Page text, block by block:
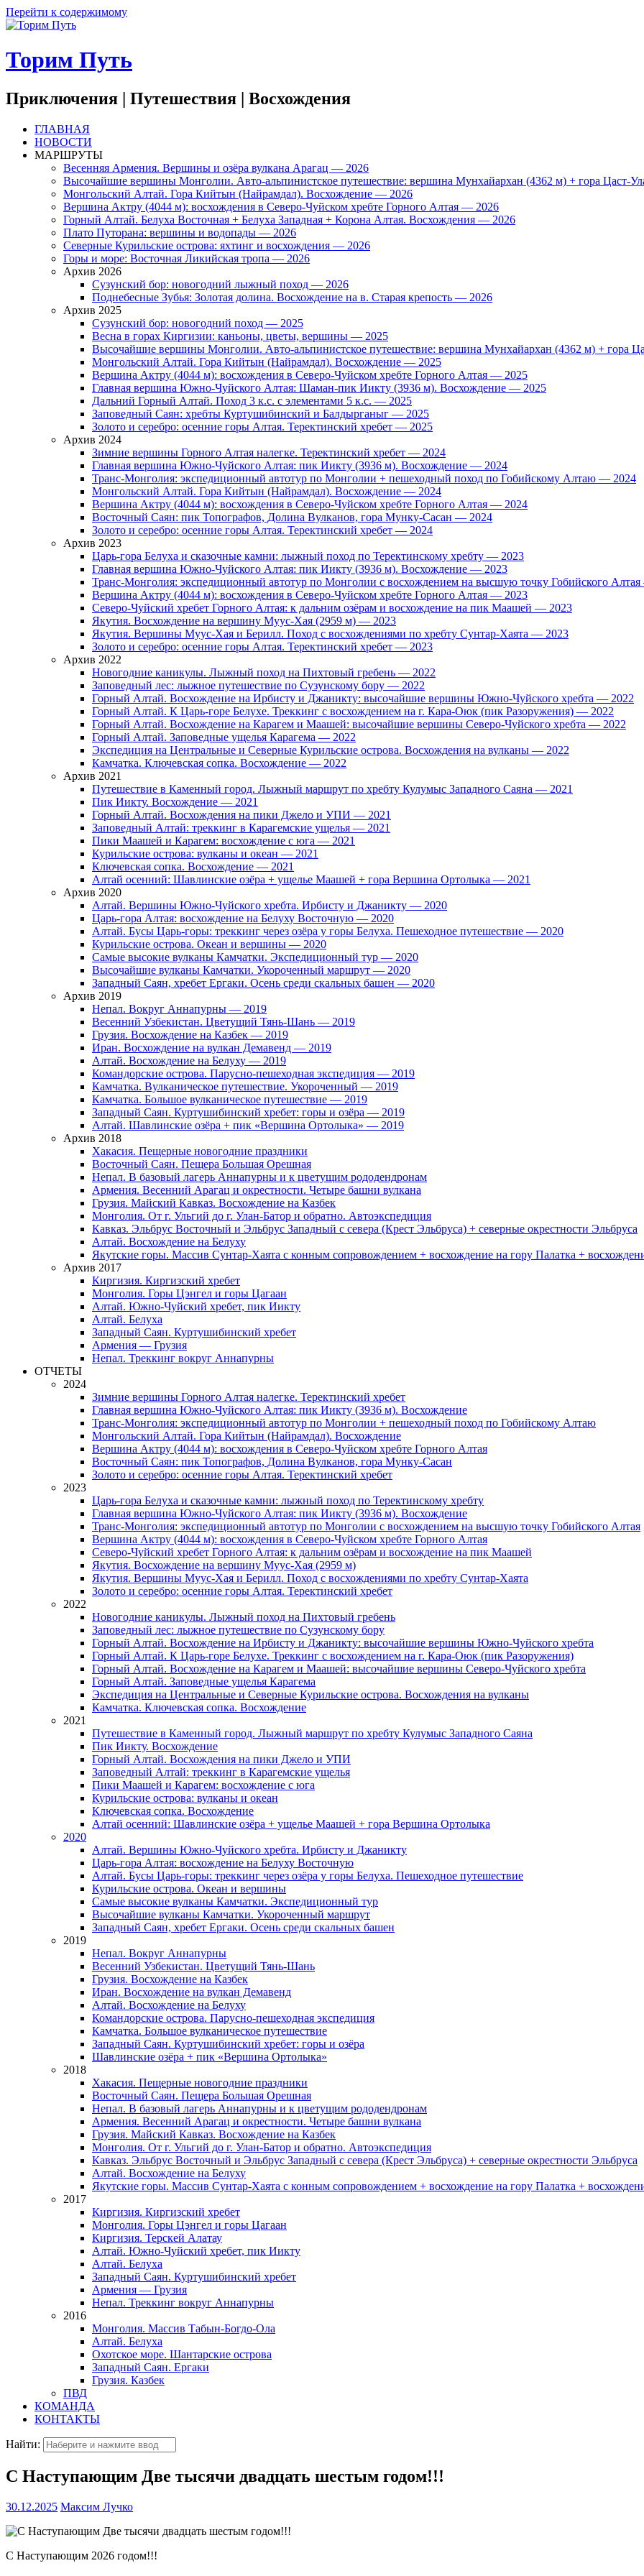
Перейти к содержимому
Торим Путь
Приключения | Путешествия | Восхождения
ГЛАВНАЯ
НОВОСТИ
МАРШРУТЫ
Весенняя Армения. Вершины и озёра вулкана Арагац — 2026
Высочайшие вершины Монголии. Авто-альпинистское путешествие: вершина Мунхайархан (4362 м) + гора Цаст-
Монгольский Алтай. Гора Кийтын (Найрамдал). Восхождение — 2026
Вершина Актру (4044 м): восхождения в Северо-Чуйском хребте Горного Алтая — 2026
Горный Алтай. Белуха Восточная + Белуха Западная + Корона Алтая. Восхождения — 2026
Плато Путорана: вершины и водопады — 2026
Северные Курильские острова: яхтинг и восхождения — 2026
Горы и море: Восточная Ликийская тропа — 2026
Архив 2026
Сузунский бор: новогодний лыжный поход — 2026
Поднебесные Зубья: Золотая долина. Восхождение на в. Старая крепость — 2026
Архив 2025
Сузунский бор: новогодний поход — 2025
Весна в горах Киргизии: каньоны, цветы, вершины — 2025
Высочайшие вершины Монголии. Авто-альпинистское путешествие: вершина Мунхайархан (4362 м) + гора
Монгольский Алтай. Гора Кийтын (Найрамдал). Восхождение — 2025
Вершина Актру (4044 м): восхождения в Северо-Чуйском хребте Горного Алтая — 2025
Главная вершина Южно-Чуйского Алтая: Шаман-пик Иикту (3936 м). Восхождение — 2025
Дальний Горный Алтай. Поход 3 к.с. с элементами 5 к.с. — 2025
Заповедный Саян: хребты Куртушибинский и Балдырганыг — 2025
Золото и серебро: осенние горы Алтая. Теректинский хребет — 2025
Архив 2024
Зимние вершины Горного Алтая налегке. Теректинский хребет — 2024
Главная вершина Южно-Чуйского Алтая: пик Иикту (3936 м). Восхождение — 2024
Транс-Монголия: экспедиционный автотур по Монголии + пешеходный поход по Гобийскому Алтаю — 2024
Монгольский Алтай. Гора Кийтын (Найрамдал). Восхождение — 2024
Вершина Актру (4044 м): восхождения в Северо-Чуйском хребте Горного Алтая — 2024
Восточный Саян: пик Топографов, Долина Вулканов, гора Мунку-Сасан — 2024
Золото и серебро: осенние горы Алтая. Теректинский хребет — 2024
Архив 2023
Царь-гора Белуха и сказочные камни: лыжный поход по Теректинскому хребту — 2023
Главная вершина Южно-Чуйского Алтая: пик Иикту (3936 м). Восхождение — 2023
Транс-Монголия: экспедиционный автотур по Монголии с восхождением на высшую точку Гобийского
Вершина Актру (4044 м): восхождения в Северо-Чуйском хребте Горного Алтая — 2023
Северо-Чуйский хребет Горного Алтая: к дальним озёрам и восхождение на пик Маашей — 2023
Якутия. Восхождение на вершину Муус-Хая (2959 м) — 2023
Якутия. Вершины Муус-Хая и Берилл. Поход с восхождениями по хребту Сунтар-Хаята — 2023
Золото и серебро: осенние горы Алтая. Теректинский хребет — 2023
Архив 2022
Новогодние каникулы. Лыжный поход на Пихтовый гребень — 2022
Заповедный лес: лыжное путешествие по Сузунскому бору — 2022
Горный Алтай. Восхождение на Ирбисту и Джаникту: высочайшие вершины Южно-Чуйского хребта — 2022
Горный Алтай. К Царь-горе Белухе. Треккинг с восхождением на г. Кара-Оюк (пик Разоружения) — 2022
Горный Алтай. Восхождение на Карагем и Маашей: высочайшие вершины Северо-Чуйского хребта — 2022
Горный Алтай. Заповедные ущелья Карагема — 2022
Экспедиция на Центральные и Северные Курильские острова. Восхождения на вулканы — 2022
Камчатка. Ключевская сопка. Восхождение — 2022
Архив 2021
Путешествие в Каменный город. Лыжный маршрут по хребту Кулумыс Западного Саяна — 2021
Пик Иикту. Восхождение — 2021
Горный Алтай. Восхождения на пики Джело и УПИ — 2021
Заповедный Алтай: треккинг в Карагемские ущелья — 2021
Пики Маашей и Карагем: восхождение с юга — 2021
Курильские острова: вулканы и океан — 2021
Ключевская сопка. Восхождение — 2021
Алтай осенний: Шавлинские озёра + ущелье Маашей + гора Вершина Ортолыка — 2021
Архив 2020
Алтай. Вершины Южно-Чуйского хребта. Ирбисту и Джаникту — 2020
Царь-гора Алтая: восхождение на Белуху Восточную — 2020
Алтай. Бусы Царь-горы: треккинг через озёра у горы Белуха. Пешеходное путешествие — 2020
Курильские острова. Океан и вершины — 2020
Самые высокие вулканы Камчатки. Экспедиционный тур — 2020
Высочайшие вулканы Камчатки. Укороченный маршрут — 2020
Западный Саян, хребет Ергаки. Осень среди скальных башен — 2020
Архив 2019
Непал. Вокруг Аннапурны — 2019
Весенний Узбекистан. Цветущий Тянь-Шань — 2019
Грузия. Восхождение на Казбек — 2019
Иран. Восхождение на вулкан Демавенд — 2019
Алтай. Восхождение на Белуху — 2019
Командорские острова. Парусно-пешеходная экспедиция — 2019
Камчатка. Вулканическое путешествие. Укороченный — 2019
Камчатка. Большое вулканическое путешествие — 2019
Западный Саян. Куртушибинский хребет: горы и озёра — 2019
Алтай. Шавлинские озёра + пик «Вершина Ортолыка» — 2019
Архив 2018
Хакасия. Пещерные новогодние праздники
Восточный Саян. Пещера Большая Орешная
Непал. В базовый лагерь Аннапурны и к цветущим рододендронам
Армения. Весенний Арагац и окрестности. Четыре башни вулкана
Грузия. Майский Кавказ. Восхождение на Казбек
Монголия. От г. Ульгий до г. Улан-Батор и обратно. Автоэкспедиция
Кавказ. Эльбрус Восточный и Эльбрус Западный с севера (Крест Эльбруса) + северные окрестности Эльбруса
Алтай. Восхождение на Белуху
Якутские горы. Массив Сунтар-Хаята с конным сопровождением + восхождение на гору Палатка +
Архив 2017
Киргизия. Киргизский хребет
Монголия. Горы Цэнгел и горы Цагаан
Алтай. Южно-Чуйский хребет, пик Иикту
Алтай. Белуха
Западный Саян. Куртушибинский хребет
Армения — Грузия
Непал. Треккинг вокруг Аннапурны
ОТЧЕТЫ
2024
Зимние вершины Горного Алтая налегке. Теректинский хребет
Главная вершина Южно-Чуйского Алтая: пик Иикту (3936 м). Восхождение
Транс-Монголия: экспедиционный автотур по Монголии + пешеходный поход по Гобийскому Алтаю
Монгольский Алтай. Гора Кийтын (Найрамдал). Восхождение
Вершина Актру (4044 м): восхождения в Северо-Чуйском хребте Горного Алтая
Восточный Саян: пик Топографов, Долина Вулканов, гора Мунку-Сасан
Золото и серебро: осенние горы Алтая. Теректинский хребет
2023
Царь-гора Белуха и сказочные камни: лыжный поход по Теректинскому хребту
Главная вершина Южно-Чуйского Алтая: пик Иикту (3936 м). Восхождение
Транс-Монголия: экспедиционный автотур по Монголии с восхождением на высшую точку Гобийского Алтая
Вершина Актру (4044 м): восхождения в Северо-Чуйском хребте Горного Алтая
Северо-Чуйский хребет Горного Алтая: к дальним озёрам и восхождение на пик Маашей
Якутия. Восхождение на вершину Муус-Хая (2959 м)
Якутия. Вершины Муус-Хая и Берилл. Поход с восхождениями по хребту Сунтар-Хаята
Золото и серебро: осенние горы Алтая. Теректинский хребет
2022
Новогодние каникулы. Лыжный поход на Пихтовый гребень
Заповедный лес: лыжное путешествие по Сузунскому бору
Горный Алтай. Восхождение на Ирбисту и Джаникту: высочайшие вершины Южно-Чуйского хребта
Горный Алтай. К Царь-горе Белухе. Треккинг с восхождением на г. Кара-Оюк (пик Разоружения)
Горный Алтай. Восхождение на Карагем и Маашей: высочайшие вершины Северо-Чуйского хребта
Горный Алтай. Заповедные ущелья Карагема
Экспедиция на Центральные и Северные Курильские острова. Восхождения на вулканы
Камчатка. Ключевская сопка. Восхождение
2021
Путешествие в Каменный город. Лыжный маршрут по хребту Кулумыс Западного Саяна
Пик Иикту. Восхождение
Горный Алтай. Восхождения на пики Джело и УПИ
Заповедный Алтай: треккинг в Карагемские ущелья
Пики Маашей и Карагем: восхождение с юга
Курильские острова: вулканы и океан
Ключевская сопка. Восхождение
Алтай осенний: Шавлинские озёра + ущелье Маашей + гора Вершина Ортолыка
2020
Алтай. Вершины Южно-Чуйского хребта. Ирбисту и Джаникту
Царь-гора Алтая: восхождение на Белуху Восточную
Алтай. Бусы Царь-горы: треккинг через озёра у горы Белуха. Пешеходное путешествие
Курильские острова. Океан и вершины
Самые высокие вулканы Камчатки. Экспедиционный тур
Высочайшие вулканы Камчатки. Укороченный маршрут
Западный Саян, хребет Ергаки. Осень среди скальных башен
2019
Непал. Вокруг Аннапурны
Весенний Узбекистан. Цветущий Тянь-Шань
Грузия. Восхождение на Казбек
Иран. Восхождение на вулкан Демавенд
Алтай. Восхождение на Белуху
Командорские острова. Парусно-пешеходная экспедиция
Камчатка. Большое вулканическое путешествие
Западный Саян. Куртушибинский хребет: горы и озёра
Шавлинские озёра + пик «Вершина Ортолыка»
2018
Хакасия. Пещерные новогодние праздники
Восточный Саян. Пещера Большая Орешная
Непал. В базовый лагерь Аннапурны и к цветущим рододендронам
Армения. Весенний Арагац и окрестности. Четыре башни вулкана
Грузия. Майский Кавказ. Восхождение на Казбек
Монголия. От г. Ульгий до г. Улан-Батор и обратно. Автоэкспедиция
Кавказ. Эльбрус Восточный и Эльбрус Западный с севера (Крест Эльбруса) + северные окрестности Эльбруса
Алтай. Восхождение на Белуху
Якутские горы. Массив Сунтар-Хаята с конным сопровождением + восхождение на гору Палатка +
2017
Киргизия. Киргизский хребет
Монголия. Горы Цэнгел и горы Цагаан
Киргизия. Терскей Алатау
Алтай. Южно-Чуйский хребет, пик Иикту
Алтай. Белуха
Западный Саян. Куртушибинский хребет
Армения — Грузия
Непал. Треккинг вокруг Аннапурны
2016
Монголия. Массив Табын-Богдо-Ола
Алтай. Белуха
Охотское море. Шантарские острова
Западный Саян. Ергаки
Грузия. Казбек
ПВД
КОМАНДА
КОНТАКТЫ
Найти:
С Наступающим Две тысячи двадцать шестым годом!!!
30.12.2025 Максим Лучко
С Наступающим 2026 годом!!!